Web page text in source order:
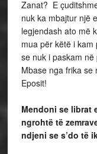
Zanat? E
nuk ka mbajtur një
legjendash ato më
mua për këtë i
se nuk i paskam në
Mbase nga frika se
Eposit!
Mendoni se librat
ngrohtë të
ndjeni se s’do të